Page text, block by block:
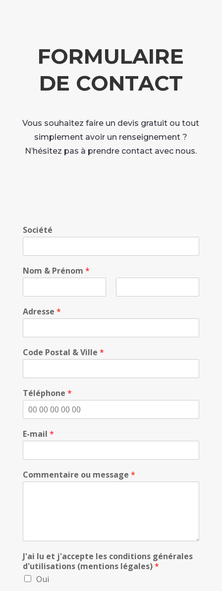
FORMULAIRE
DE CONTACT
Vous souhaitez faire un devis gratuit ou tout
simplement avoir un renseignement ?
N’hésitez pas à prendre contact avec nous.
Société
Nom & Prénom *
r
é
m
Adresse *
Code Postal & Ville *
Téléphone *
E-mail *
Commentaire ou message *
J'ai lu et j'accepte les conditions générales
d'utilisations (mentions légales)*
Oui